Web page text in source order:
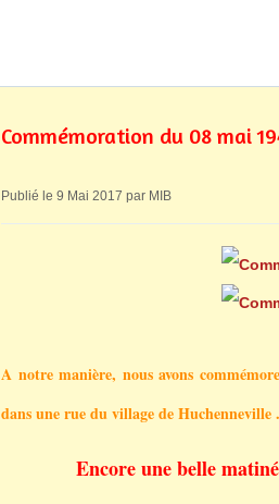
Commémoration du 08 mai
Publié le 9 Mai 2017 par MIB
A notre manière, nous avons
dans une rue du village de
Encore une belle